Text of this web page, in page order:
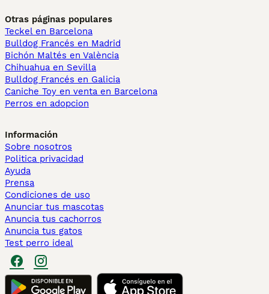
Otras páginas populares
Teckel en Barcelona
Bulldog Francés en Madrid
Bichón Maltés en València
Chihuahua en Sevilla
Bulldog Francés en Galicia
Caniche Toy en venta en Barcelona
Perros en adopcion
Información
Sobre nosotros
Politica privacidad
Ayuda
Prensa
Condiciones de uso
Anunciar tus mascotas
Anuncia tus cachorros
Anuncia tus gatos
Test perro ideal